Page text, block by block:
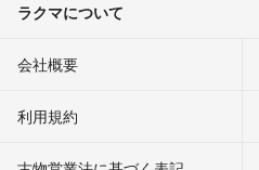
ラクマについて
会社概要
利用規約